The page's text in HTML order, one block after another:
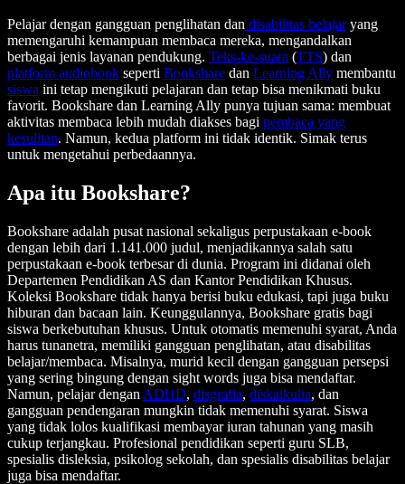
Pelajar dengan gangguan penglihatan dan disabilitas belajaryang
memengaruhi kemampuan membaca mereka, mengandalkan
berbagai jenis layanan pendukung. Teks-ke-suara (TTS) dan
platform audiobook seperti Bookshare dan Learning Ally membantu
siswa ini tetap mengikuti pelajaran dan tetap bisa menikmati buku
favorit. Bookshare dan Learning Ally punya tujuan sama: membuat
aktivitas membaca lebih mudah diakses bagi pembaca yang
kesulitan. Namun, kedua platform ini tidak identik. Simak terus
untuk mengetahui perbedaannya.
Apa itu Bookshare?
Bookshare adalah pusat nasional sekaligus perpustakaan e-book
dengan lebih dari 1.141.000 judul, menjadikannya salah satu
perpustakaan e-book terbesar di dunia. Program ini didanai oleh
Departemen Pendidikan AS dan Kantor Pendidikan Khusus.
Koleksi Bookshare tidak hanya berisi buku edukasi, tapi juga buku
hiburan dan bacaan lain. Keunggulannya, Bookshare gratis bagi
siswa berkebutuhan khusus. Untuk otomatis memenuhi syarat, Anda
harus tunanetra, memiliki gangguan penglihatan, atau disabilitas
belajar/membaca. Misalnya, murid kecil dengan gangguan persepsi
yang sering bingung dengan sight words juga bisa mendaftar.
Namun, pelajar dengan ADHD, disgrafia, diskalkulia, dan
gangguan pendengaran mungkin tidak memenuhi syarat. Siswa
yang tidak lolos kualifikasi membayar iuran tahunan yang masih
cukup terjangkau. Profesional pendidikan seperti guru SLB,
spesialis disleksia, psikolog sekolah, dan spesialis disabilitas belajar
juga bisa mendaftar.